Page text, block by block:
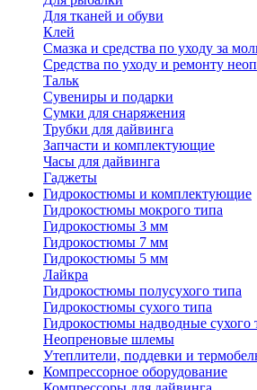
Для тканей и обуви
Клей
Смазка и средства по уходу за
Средства по уходу и ремонту
Тальк
Сувениры и подарки
Сумки для снаряжения
Трубки для дайвинга
Запчасти и комплектующие
Часы для дайвинга
Гаджеты
Гидрокостюмы и комплектующие
Гидрокостюмы мокрого типа
Гидрокостюмы 3 мм
Гидрокостюмы 7 мм
Гидрокостюмы 5 мм
Лайкра
Гидрокостюмы полусухого типа
Гидрокостюмы сухого типа
Гидрокостюмы надводные сухого
Неопреновые шлемы
Утеплители, поддевки и
Компрессорное оборудование